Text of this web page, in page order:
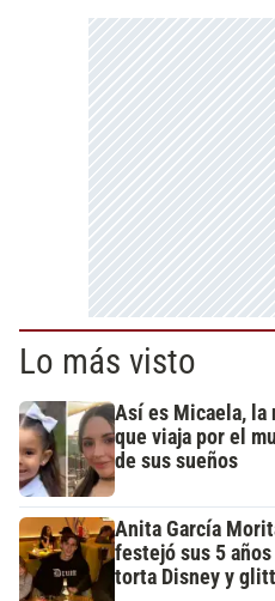
Lo más visto
Así es Micaela, la
que viaja por el
de sus sueños
Anita García
festejó sus 5
torta Disney y